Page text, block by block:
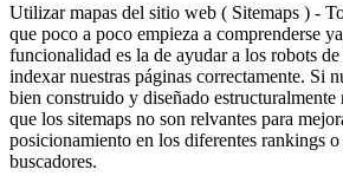
Utilizar mapas del sitio web ( Sitemaps ) -
que poco a poco empieza a comprenderse
funcionalidad es la de ayudar a los robots
indexar nuestras páginas correctamente. Si
bien construido y diseñado estructuralmente
que los sitemaps no son relvantes para
posicionamiento en los diferentes rankings o
buscadores.